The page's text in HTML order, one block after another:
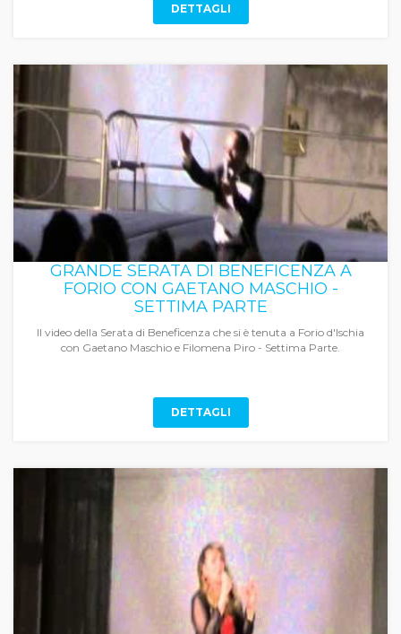
DETTAGLI
GRANDE SERATA DI BENEFICENZA A
FORIO CON GAETANO MASCHIO -
SETTIMA PARTE
Il video della Serata di Beneficenza che si è tenuta a Forio d'Ischia
con Gaetano Maschio e Filomena Piro - Settima Parte.
DETTAGLI